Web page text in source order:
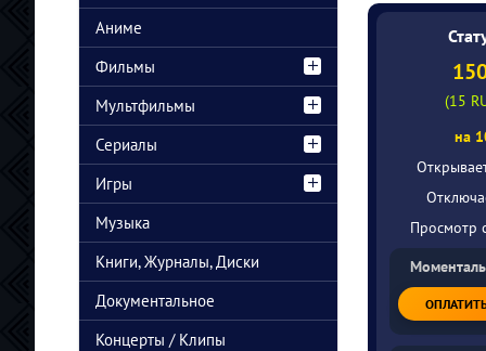
(15
на
Просмотр
Аниме
Фильмы
Мультфильмы
Сериалы
Игры
Музыка
Книги, Журналы, Диски
Документальное
Концерты / Клипы